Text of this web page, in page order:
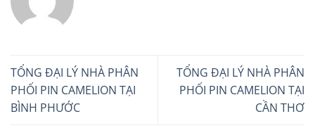
TỔNG ĐẠI LÝ NHÀ PHÂN
PHỐI PIN CAMELION TẠI
BÌNH PHƯỚC
TỔNG ĐẠI LÝ NHÀ PHÂN
PHỐI PIN CAMELION TẠI
CẦN THƠ